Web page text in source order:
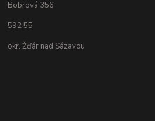
Bobrová 356
592 55
okr. Žďár nad Sázavou